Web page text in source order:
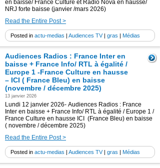
en baisse/ France Culture et Radio Nova en hausse/
NRJ forte baisse (janvier /mars 2026)
Read the Entire Post >
Posted in actu-medias | Audiences TV| gras | Médias
Audiences Radios : France Inter en
baisse + France Info/ RTL à égalité /
Europe 1 -France Culture en hausse
– ICI ( France Bleu) en baisse
(novembre / décembre 2025)
13 janvier 2026
Lundi 12 janvier 2026- Audiences Radios : France
Inter en baisse + France Info/ RTL à égalité / Europe 1 /
France Culture en hausse ICI (France Bleu) en baisse
( novembre / décembre 2025)
Read the Entire Post >
Posted in actu-medias | Audiences TV| gras | Médias